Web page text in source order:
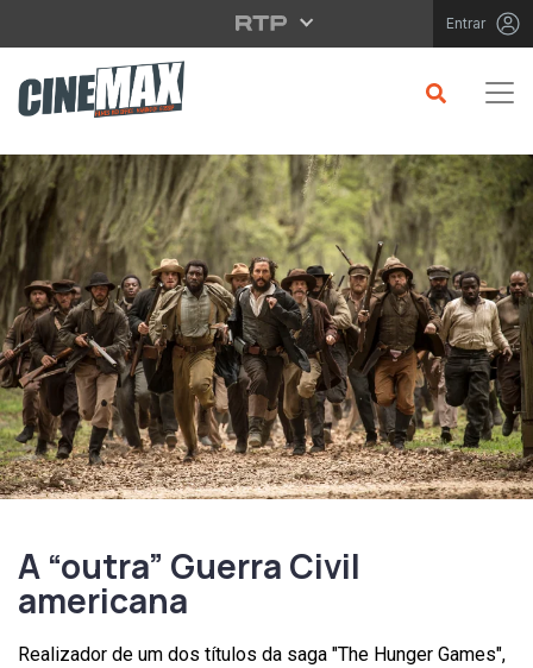
Saltar para o conteúdo principal Entrar
A “outra” Guerra Civil
americana
Realizador de um dos títulos da saga "The Hunger Games",